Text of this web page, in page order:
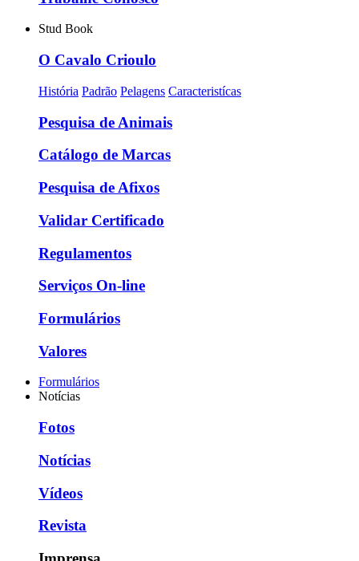
Stud Book
O Cavalo Crioulo
História Padrão Pelagens Caracteristícas
Pesquisa de Animais
Catálogo de Marcas
Pesquisa de Afixos
Validar Certificado
Regulamentos
Serviços On-line
Formulários
Valores
Formulários
Notícias
Fotos
Notícias
Vídeos
Revista